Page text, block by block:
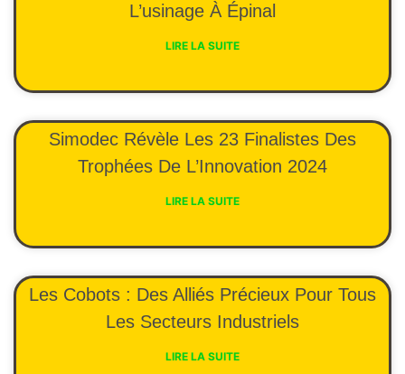
L’usinage À Épinal
LIRE LA SUITE
Simodec Révèle Les 23 Finalistes Des
Trophées De L’Innovation 2024
LIRE LA SUITE
Les Cobots : Des Alliés Précieux Pour Tous
Les Secteurs Industriels
LIRE LA SUITE